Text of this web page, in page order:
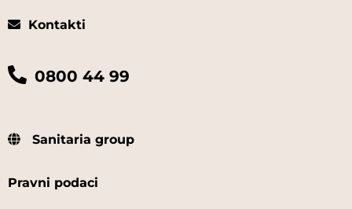
Kontakti
0800 44 99
Sanitaria group
Pravni podaci